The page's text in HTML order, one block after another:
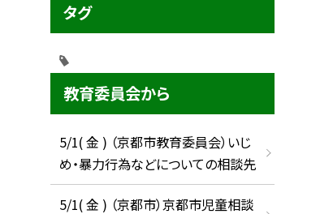
タグ
教育委員会から
5/1( 金 ) （京都市教育委員会）いじ
め・暴力行為などについての相談先
5/1( 金 ) （京都市）京都市児童相談